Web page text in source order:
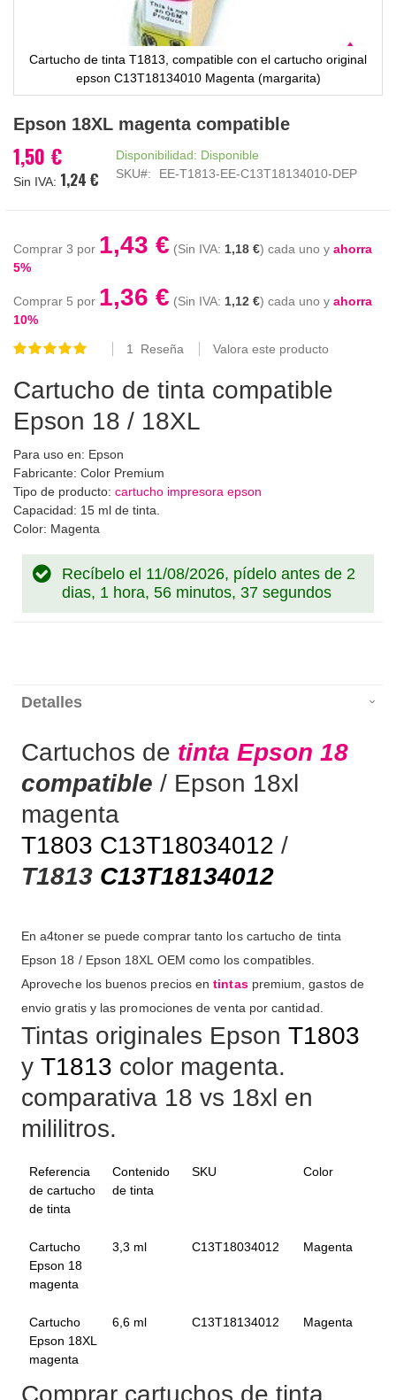
Cartucho de tinta T1813, compatible con el cartucho original
epson C13T18134010 Magenta (margarita)
al
de
la
Epson 18XL magenta compatible
1,50 €
1,24 €
Disponibilidad: Disponible
SKU
EE-T1813-EE-C13T18134010-DEP
Comprar 3 por 1,43 € 1,18 € cada uno y ahorra
5%
Comprar 5 por 1,36 € 1,12 € cada uno y ahorra
10%
Valoración:
1 Reseña Valora este producto
Cartucho de tinta compatible
Epson 18 / 18XL
Para uso en: Epson
Fabricante: Color Premium
Tipo de producto: cartucho impresora epson
Capacidad: 15 ml de tinta.
Color: Magenta
Recíbelo el 11/08/2026, pídelo antes de 2
dias, 1 hora, 56 minutos, 36 segundos
Detalles
Cartuchos de tinta Epson 18
compatible / Epson 18xl
magenta
T1803 C13T18034012 /
T1813 C13T18134012
En a4toner se puede comprar tanto los cartucho de tinta
Epson 18 / Epson 18XL OEM como los compatibles.
Aproveche los buenos precios entintaspremium, gastos de
envio gratis y las promociones de venta por cantidad.
Tintas originales Epson T1803
y T1813 color magenta.
comparativa 18 vs 18xl en
mililitros.
Referencia
de cartucho
de tinta
Contenido
de tinta
SKU Color
Cartucho
Epson 18
magenta
3,3 ml C13T18034012 Magenta
Cartucho
Epson 18XL
magenta
6,6 ml C13T18134012 Magenta
Comprar cartuchos de tinta